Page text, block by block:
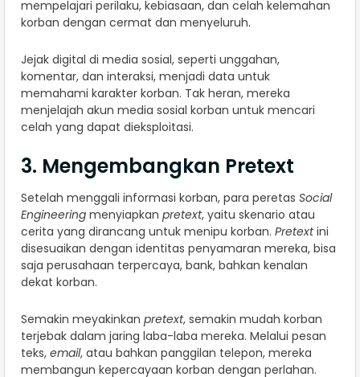
mempelajari perilaku, kebiasaan, dan celah kelemahan
korban dengan cermat dan menyeluruh.
Jejak digital di media sosial, seperti unggahan,
komentar, dan interaksi, menjadi data untuk
memahami karakter korban. Tak heran, mereka
menjelajah akun media sosial korban untuk mencari
celah yang dapat dieksploitasi.
3. Mengembangkan Pretext
Setelah menggali informasi korban, para peretas Social
Engineering menyiapkan pretext, yaitu skenario atau
cerita yang dirancang untuk menipu korban. Pretextini
disesuaikan dengan identitas penyamaran mereka, bisa
saja perusahaan terpercaya, bank, bahkan kenalan
dekat korban.
Semakin meyakinkan pretext, semakin mudah korban
terjebak dalam jaring laba-laba mereka. Melalui pesan
teks, email, atau bahkan panggilan telepon, mereka
membangun kepercayaan korban dengan perlahan.